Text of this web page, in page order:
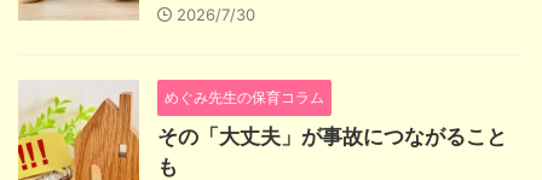
2026/7/30
めぐみ先生の保育コラム
その「大丈夫」が事故につながること
も